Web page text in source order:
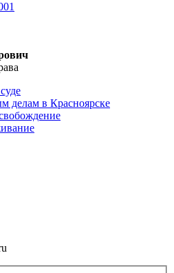
делам в Красноярске